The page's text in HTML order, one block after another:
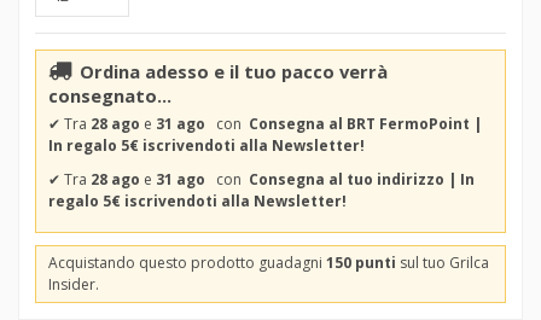
Ordina adesso e il tuo pacco verrà
consegnato...
✔ Tra 28 ago e 31 ago con Consegna al BRT FermoPoint |
In regalo 5€ iscrivendoti alla Newsletter!
✔ Tra 28 ago e 31 ago con Consegna al tuo indirizzo | In
regalo 5€ iscrivendoti alla Newsletter!
Acquistando questo prodotto guadagni 150 punti sul tuo Grilca
Insider.